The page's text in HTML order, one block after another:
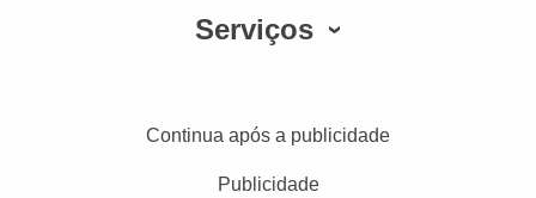
Serviços
Continua após a publicidade
Publicidade